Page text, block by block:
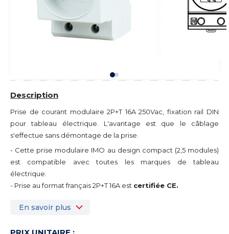
Description
Prise de courant modulaire 2P+T 16A 250Vac, fixation rail DIN
pour tableau électrique. L'avantage est que le câblage
s'effectue sans démontage de la prise.
- Cette prise modulaire IMO au design compact (2,5 modules)
est compatible avec toutes les marques de tableau
électrique.
- Prise au format français 2P+T 16A est certifiée CE.
En savoir plus
PRIX UNITAIRE :